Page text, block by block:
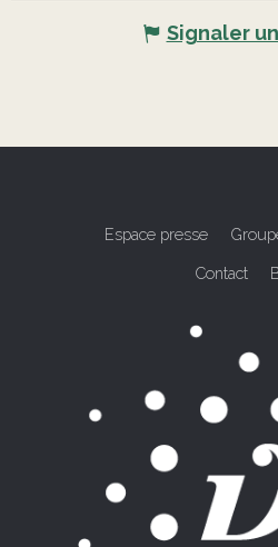
Signaler
Espace presse
Contact